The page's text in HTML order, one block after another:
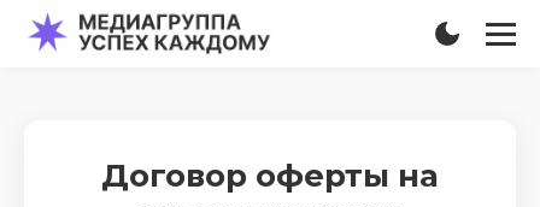
Договор оферты на